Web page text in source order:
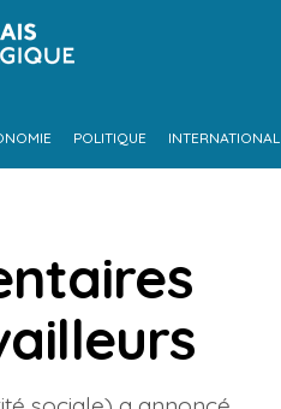
POLITIQUE INTERNATIONAL